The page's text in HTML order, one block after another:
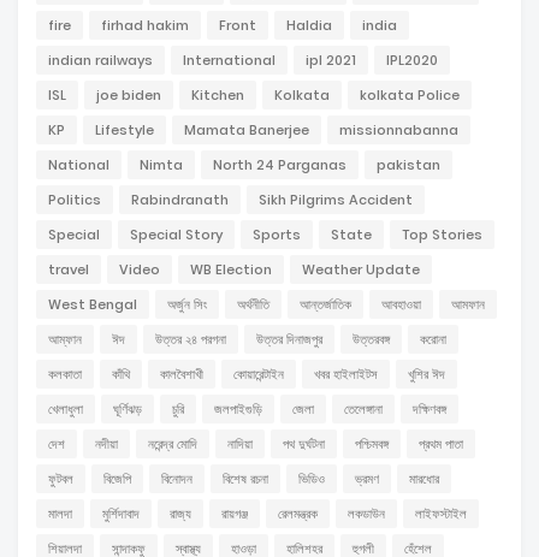
fire
firhad hakim Front Haldia
india
indian railways
International ipl 2021
IPL2020
ISL
joe biden Kitchen Kolkata
kolkata Police
KP
Lifestyle Mamata Banerjee
missionnabanna
National
Nimta North 24 Parganas
pakistan
Politics
Rabindranath
Sikh Pilgrims Accident
Special
Special Story Sports State
Top Stories
travel
Video WB Election
Weather Update
West Bengal
অর্জুন সিং অর্থনীতি আন্তর্জাতিক আবহাওয়া
আমফান
আম্ফান
ঈদ উত্তর ২৪ পরগনা উত্তর দিনাজপুর উত্তরবঙ্গ
করোনা
কলকাতা
কাঁথি কালবৈশাখী কোয়ারেন্টাইন খবর হাইলাইটস
খুশির ঈদ
খেলাধুলা
ঘূর্ণিঝড় চুরি জলপাইগুড়ি জেলা তেলেঙ্গানা
দক্ষিণবঙ্গ
দেশ
নদীয়া নরেন্দ্র মোদি নাদিয়া পথ দুর্ঘটনা পশ্চিমবঙ্গ
প্রথম পাতা
ফুটবল
বিজেপি বিনোদন বিশেষ রচনা ভিডিও ভ্রমণ
মারধোর
মালদা
মুর্শিদাবাদ রাজ্য রায়গঞ্জ রেলমন্ত্রক লকডাউন
লাইফস্টাইল
শিয়ালদা
সান্দাকফু স্বাস্থ্য হাওড়া হালিশহর হুগলী হেঁশেল